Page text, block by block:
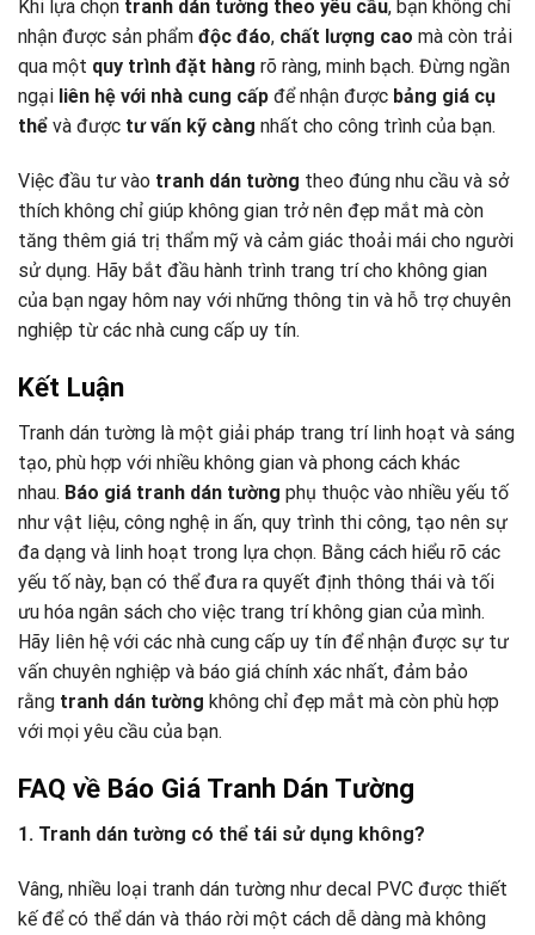
Khi lựa chọn tranh dán tường theo yêu cầu, bạn không chỉ
nhận được sản phẩm độc đáo, chất lượng cao mà còn trải
qua một quy trình đặt hàng rõ ràng, minh bạch. Đừng ngần
ngại liên hệ với nhà cung cấp để nhận được bảng giá cụ
thể và được tư vấn kỹ càng nhất cho công trình của bạn.
Việc đầu tư vào tranh dán tường theo đúng nhu cầu và sở
thích không chỉ giúp không gian trở nên đẹp mắt mà còn
tăng thêm giá trị thẩm mỹ và cảm giác thoải mái cho người
sử dụng. Hãy bắt đầu hành trình trang trí cho không gian
của bạn ngay hôm nay với những thông tin và hỗ trợ chuyên
nghiệp từ các nhà cung cấp uy tín.
Kết Luận
Tranh dán tường là một giải pháp trang trí linh hoạt và sáng
tạo, phù hợp với nhiều không gian và phong cách khác
nhau. Báo giá tranh dán tường phụ thuộc vào nhiều yếu tố
như vật liệu, công nghệ in ấn, quy trình thi công, tạo nên sự
đa dạng và linh hoạt trong lựa chọn. Bằng cách hiểu rõ các
yếu tố này, bạn có thể đưa ra quyết định thông thái và tối
ưu hóa ngân sách cho việc trang trí không gian của mình.
Hãy liên hệ với các nhà cung cấp uy tín để nhận được sự tư
vấn chuyên nghiệp và báo giá chính xác nhất, đảm bảo
rằng tranh dán tường không chỉ đẹp mắt mà còn phù hợp
với mọi yêu cầu của bạn.
FAQ về Báo Giá Tranh Dán Tường
1. Tranh dán tường có thể tái sử dụng không?
Vâng, nhiều loại tranh dán tường như decal PVC được thiết
kế để có thể dán và tháo rời một cách dễ dàng mà không